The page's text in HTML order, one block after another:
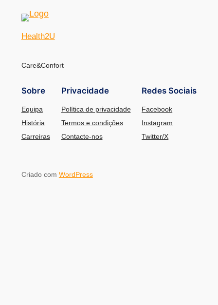
Health2U
Care&Confort
Sobre
Equipa
História
Carreiras
Privacidade
Política de privacidade
Termos e condições
Contacte-nos
Redes Sociais
Facebook
Instagram
Twitter/X
Criado com WordPress